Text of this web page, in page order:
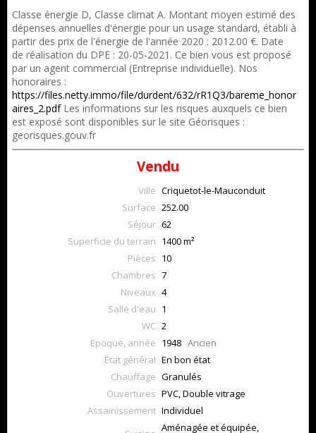
Classe énergie D, Classe climat A. Montant moyen estimé des
dépenses annuelles d'énergie pour un usage standard, établi à
partir des prix de l'énergie de l'année 2020 : 2012.00 €. Date
de réalisation du DPE : 20-05-2021. Ce bien vous est proposé
par un agent commercial (Entreprise individuelle). Nos
honoraires :
https://files.netty.immo/file/durdent/632/rR1Q3/bareme_honor
aires_2.pdfLes informations sur les risques auxquels ce bien
est exposé sont disponibles sur le site Géorisques :
georisques.gouv.fr
Vendu
Ville Criquetot-le-Mauconduit
Surface 252.00
Séjour 62
Superficie du terrain 1400 m²
Pièces 10
Chambres 7
Niveaux 4
Salle d'eau 1
WC 2
Epoque, année 1948 Ancien
État général En bon état
Chauffage Granulés
Ouvertures PVC, Double vitrage
Assainissement Individuel
Aménagée et équipée,